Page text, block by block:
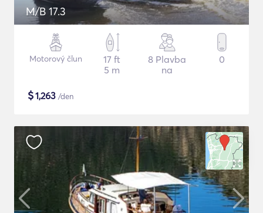
M/B 17.3
Motorový člun
17 ft
5 m
8 Plavba
na
0
$1,263 /den